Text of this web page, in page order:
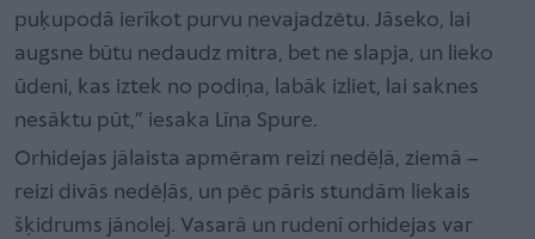
puķupodā ierīkot purvu nevajadzētu. Jāseko, lai
augsne būtu nedaudz mitra, bet ne slapja, un lieko
ūdeni, kas iztek no podiņa, labāk izliet, lai saknes
nesāktu pūt,” iesaka Līna Spure.
Orhidejas jālaista apmēram reizi nedēļā, ziemā –
reizi divās nedēļās, un pēc pāris stundām liekais
šķidrums jānolej. Vasarā un rudenī orhidejas var